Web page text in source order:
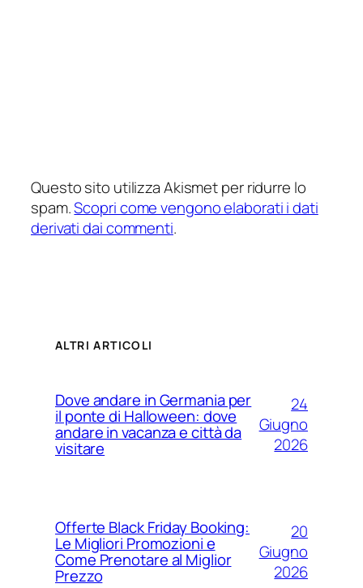
Questo sito utilizza Akismet per ridurre lo
spam.Scopri come vengono elaborati i dati
derivati dai commenti.
ALTRI ARTICOLI
Dove andare in Germania per
il ponte di Halloween: dove
andare in vacanza e città da
visitare
24
Giugno
2026
Offerte Black Friday Booking:
Le Migliori Promozioni e
Come Prenotare al Miglior
Prezzo
20
Giugno
2026